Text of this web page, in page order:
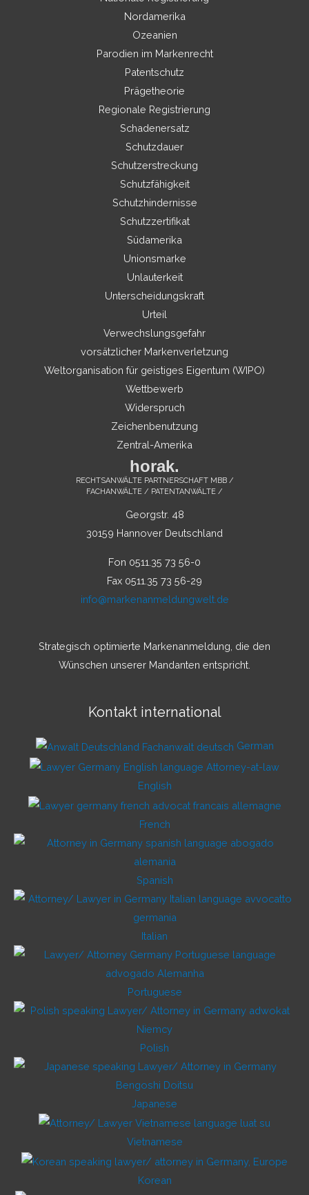
Nordamerika
Ozeanien
Parodien im Markenrecht
Patentschutz
Prägetheorie
Regionale Registrierung
Schadenersatz
Schutzdauer
Schutzerstreckung
Schutzfähigkeit
Schutzhindernisse
Schutzzertifikat
Südamerika
Unionsmarke
Unlauterkeit
Unterscheidungskraft
Urteil
Verwechslungsgefahr
vorsätzlicher Markenverletzung
Weltorganisation für geistiges Eigentum (WIPO)
Wettbewerb
Widerspruch
Zeichenbenutzung
Zentral-Amerika
horak.
RECHTSANWÄLTE PARTNERSCHAFT MBB /
FACHANWÄLTE / PATENTANWÄLTE /
Georgstr. 48
30159 Hannover Deutschland
Fon 0511.35 73 56-0
Fax 0511.35 73 56-29
info@markenanmeldungwelt.de
Strategisch optimierte Markenanmeldung, die den
Wünschen unserer Mandanten entspricht.
Kontakt international
German
English
French
Spanish
Italian
Portuguese
Polish
Japanese
Vietnamese
Korean